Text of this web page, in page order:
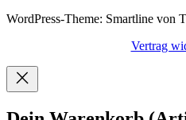
WordPress-Theme: Smartline von
Vertrag